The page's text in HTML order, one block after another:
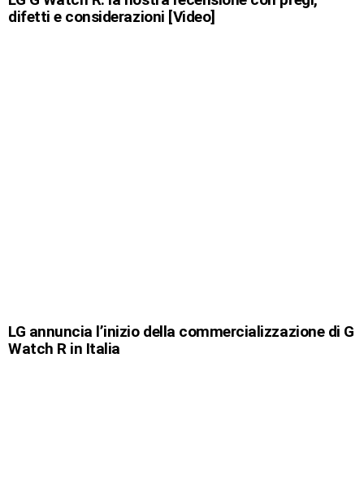
difetti e considerazioni [Video]
LG annuncia l’inizio della commercializzazione di G
Watch R in Italia